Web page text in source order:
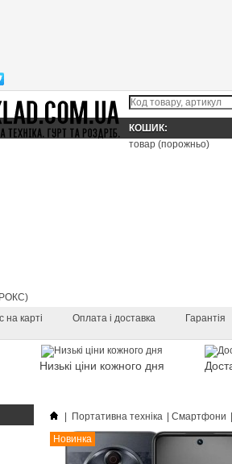
КОШИК:
товар (порожньо)
на карті Оплата і доставка Гарантія
Низькі ціни кожного дня
Портативна техніка Смартфони
Новинка